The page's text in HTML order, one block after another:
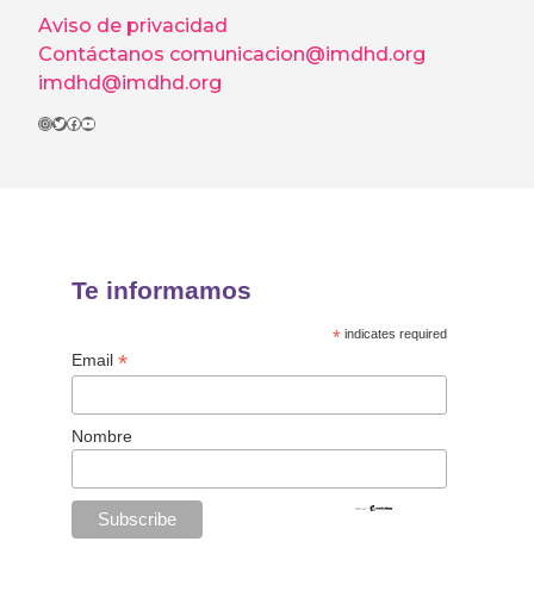
Aviso de privacidad
Contáctanos comunicacion@imdhd.org
imdhd@imdhd.org
Instagram
Twitter
Facebook
YouTube
Te informamos
*indicates required
Email *
Nombre